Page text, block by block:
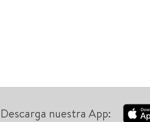
Descarga nuestra App: